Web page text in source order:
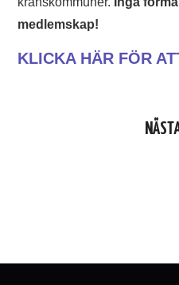
medlemskap!
KLICKA HÄR FÖR